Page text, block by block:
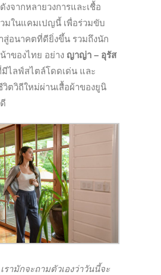
จากหลายวงการและเชื้อ
มในแคมเปญนี้ เพื่อร่วมขับ
สู่อนาคตที่ดียิ่งขึ้น รวมถึงนัก
าของไทย อย่าง ญาญ่า – อุรัส
ไลฟ์สไตล์โดดเด่น และ
ตวิถีใหม่ผ่านเสื้อผ้าของยูนิ
รามักจะถามตัวเองว่าวันนี้จะ